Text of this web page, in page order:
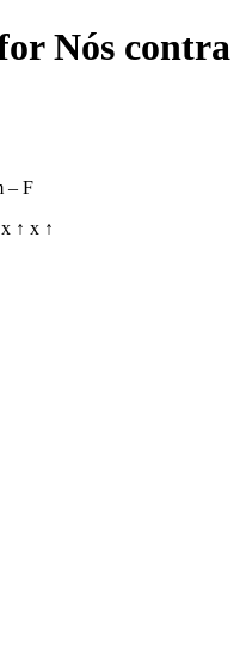
Nós
– F
↑ x ↑